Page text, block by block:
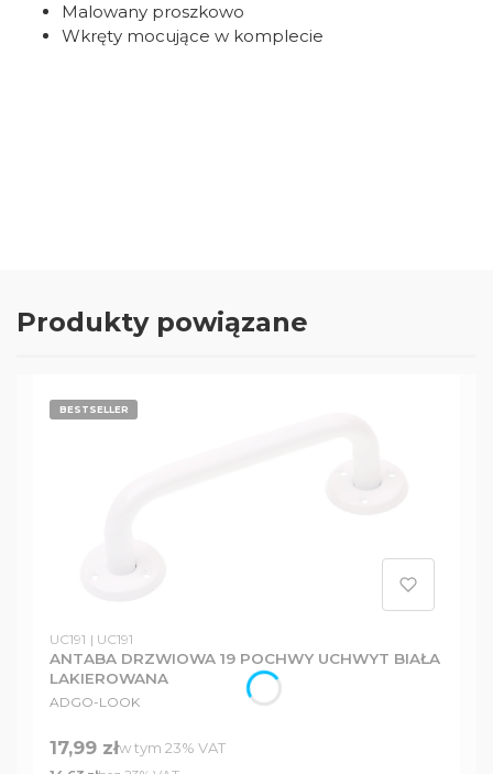
Malowany proszkowo
Wkręty mocujące w komplecie
Produkty powiązane
BESTSELLER
Kod produktu
UC191 Kod producenta
UC191
ANTABA DRZWIOWA 19 POCHWY UCHWYT BIAŁA
LAKIEROWANA
PRODUCENT
ADGO-LOOK
Cena brutto
17,99 złw tym %s VAT
w tym 23% VAT